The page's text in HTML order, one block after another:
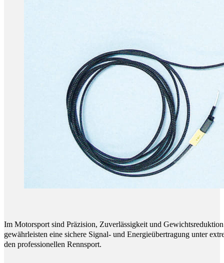
Im Motorsport sind Präzision, Zuverlässigkeit und
gewährleisten eine sichere Signal- und Energieübertragung unter
den professionellen Rennsport.